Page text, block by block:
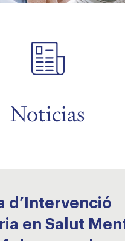
Noticias
d’Intervenció
en Salut